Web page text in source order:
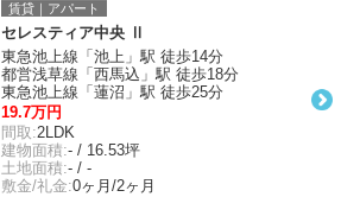
賃貸｜アパート
セレスティア中央 Ⅱ
東急池上線「池上」駅 徒歩14分
都営浅草線「西馬込」駅 徒歩18分
東急池上線「蓮沼」駅 徒歩25分
19.7万円
間取:2LDK
建物面積:- / 16.53坪
土地面積:- / -
敷金/礼金:0ヶ月/2ヶ月